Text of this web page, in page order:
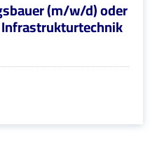
(m/w/d) oder